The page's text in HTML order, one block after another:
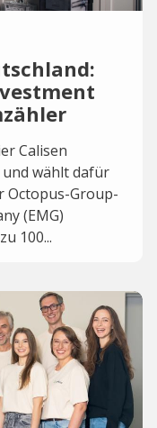
Calisen
wählt dafür
Octopus-Group-
(EMG)
100...